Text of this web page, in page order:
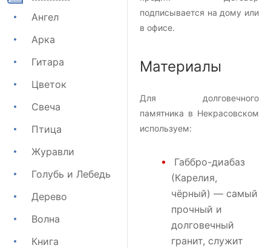
Ангел
Арка
Гитара
Цветок
Свеча
Птица
Журавли
Голубь и Лебедь
Дерево
Волна
Книга
подписывается на дому или
в офисе.
Материалы
Для долговечного
памятника в Некрасовском
используем:
Габбро-диабаз
(Карелия,
чёрный) — самый
прочный и
долговечный
гранит, служит